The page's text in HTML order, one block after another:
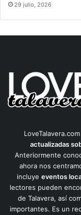
29 julio, 2026
actualizadas
Anteriormente
ahora nos
incluye eventos
lectores pueden
de Talavera, así
importantes. Es un